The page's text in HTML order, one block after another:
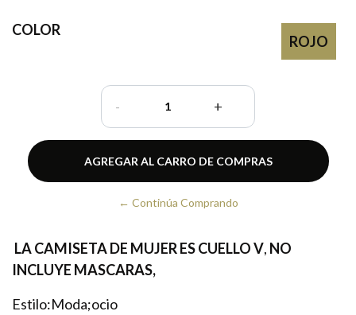
COLOR
ROJO
- +
← Continúa Comprando
LA CAMISETA DE MUJER ES CUELLO V, NO
INCLUYE MASCARAS,
Estilo:Moda;ocio